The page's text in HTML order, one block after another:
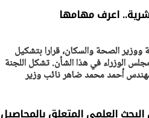
اعرف مهامها
ووزير الصحة والسكان، قرارا بتشكيل
مجلس الوزراء في هذا الشأن. تشكل اللجنة
أحمد محمد ضاهر نائب وزير
العلمي المتعلق بالمحاصيل